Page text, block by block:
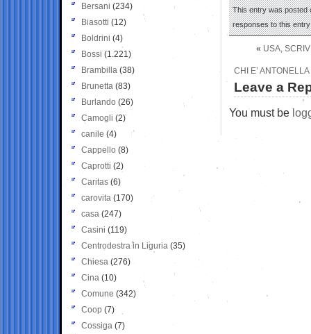
This entry was posted
responses to this
« USA,
CHI E’
Leave a
You must be
Bersani (234)
Biasotti (12)
Boldrini (4)
Bossi (1.221)
Brambilla (38)
Brunetta (83)
Burlando (26)
Camogli (2)
canile (4)
Cappello (8)
Caprotti (2)
Caritas (6)
carovita (170)
casa (247)
Casini (119)
Centrodestra in Liguria (35)
Chiesa (276)
Cina (10)
Comune (342)
Coop (7)
Cossiga (7)